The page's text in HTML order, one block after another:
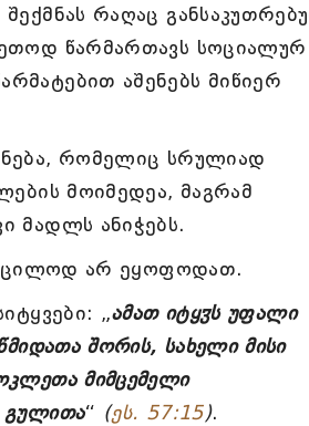
რაღაც
წარმართავს
აშენებს მიწიერ
რომელიც სრულიად
მოიმედეა, მაგრამ
მადლს ანიჭებს.
არ ეყოფოდათ.
„ამათ იტყჳს უფალი
შორის, სახელი მისი
მიმცემელი
გულითა“ (ეს. 57:15).